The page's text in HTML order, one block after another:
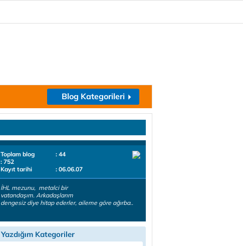
Blog Kategorileri
Toplam blog
: 44
: 752
Kayıt tarihi
: 06.06.07
İHL mezunu, metalci bir
vatandaşım. Arkadaşlarım
dengesiz diye hitap ederler, aileme göre ağırba..
Yazdığım Kategoriler